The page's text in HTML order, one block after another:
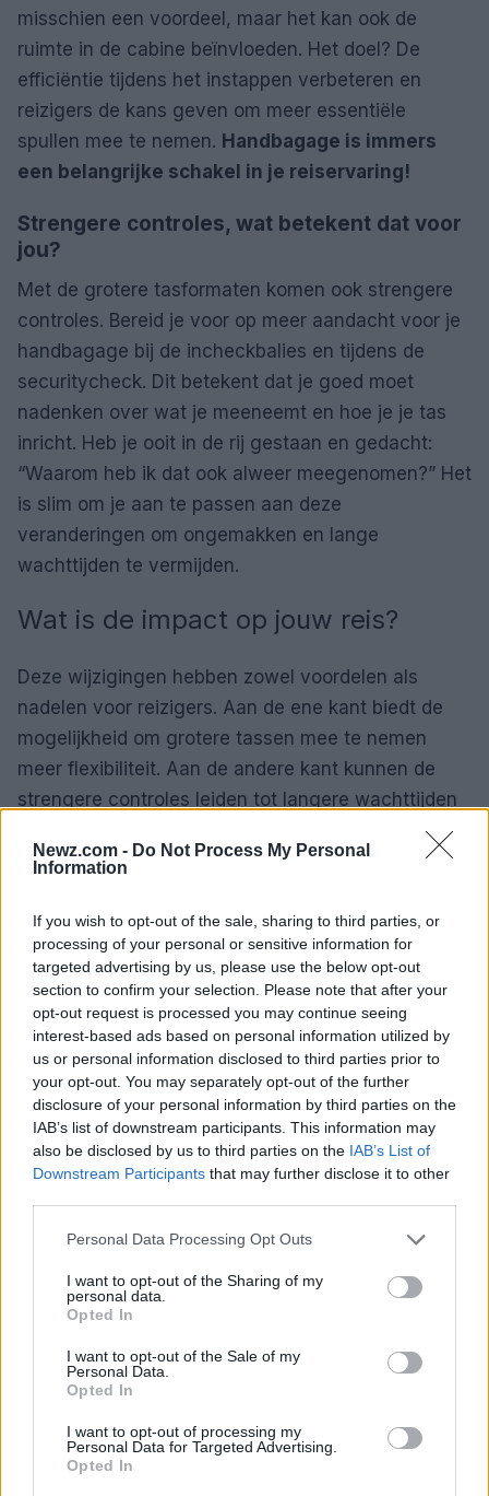
Newz.com - Do Not Process My Personal
Information
If you wish to opt-out of the sale, sharing to third parties, or
processing of your personal or sensitive information for
targeted advertising by us, please use the below opt-out
section to confirm your selection. Please note that after your
opt-out request is processed you may continue seeing
interest-based ads based on personal information utilized by
us or personal information disclosed to third parties prior to
your opt-out. You may separately opt-out of the further
disclosure of your personal information by third parties on the
IAB’s list of downstream participants. This information may
also be disclosed by us to third parties on the IAB’s List of
Downstream Participants that may further disclose it to other
Please note that this website/app uses one or more Google
not limited to your visit or usage behaviour. You may click to
grant or deny consent to Google and its third-party tags to
use your data for below specified purposes in below Google
consent section.
Personal Data Processing Opt Outs
I want to opt-out of the Sharing of my
personal data.
Opted In
I want to opt-out of the Sale of my
Personal Data.
Opted In
I want to opt-out of processing my
Personal Data for Targeted Advertising.
Opted In
misschien een voordeel, maar het kan ook de
ruimte in de cabine beïnvloeden. Het doel? De
efficiëntie tijdens het instappen verbeteren en
reizigers de kans geven om meer essentiële
spullen mee te nemen. Handbagage is immers
een belangrijke schakel in je reiservaring!
Strengere controles, wat betekent dat voor
jou?
Met de grotere tasformaten komen ook strengere
controles. Bereid je voor op meer aandacht voor je
handbagage bij de incheckbalies en tijdens de
securitycheck. Dit betekent dat je goed moet
nadenken over wat je meeneemt en hoe je je tas
inricht. Heb je ooit in de rij gestaan en gedacht:
“Waarom heb ik dat ook alweer meegenomen?” Het
is slim om je aan te passen aan deze
veranderingen om ongemakken en lange
wachttijden te vermijden.
Wat is de impact op jouw reis?
Deze wijzigingen hebben zowel voordelen als
nadelen voor reizigers. Aan de ene kant biedt de
mogelijkheid om grotere tassen mee te nemen
meer flexibiliteit. Aan de andere kant kunnen de
strengere controles leiden tot langere wachttijden
op luchthavens. Het is dus cruciaal om je goed
voor te bereiden en de nieuwe regels te kennen
genieten van je vlucht. Wie wil er nu niet zonder
stress op zijn bestemming aankomen?
Conclusie
nieuwe handbagageregels zijn slechts een van de
vele veranderingen die reizigers in de toekomst